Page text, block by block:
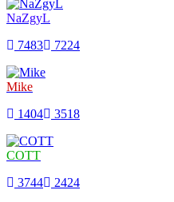
NaZgyL
7483
7224
Mike
1404
3518
COTT
3744
2424